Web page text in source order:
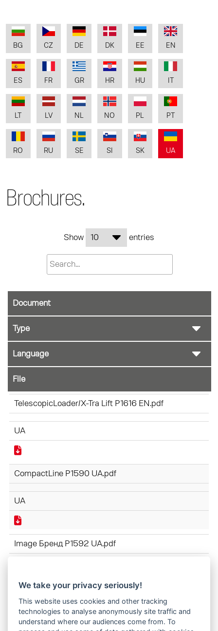
BG CZ DE DK EE EN
ES FR GR HR HU
LT LV NL NO PL PT
RO RU SE SI SK UA
Brochures.
Show entries
Document
File
TelescopicLoader/X-Tra Lift P1616 EN.pdf
UA
CompactLine P1590 UA.pdf
UA
Image Бренд P1592 UA.pdf
РОБОЧІ ОРГАНИ P1591 UA.pdf
We take your privacy seriously!
This website uses cookies and other tracking
technologies to analyse anonymously site traffic and
understand where our audiences come from. To